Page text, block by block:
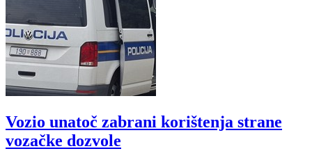
Vozio unatoč zabrani korištenja strane
vozačke dozvole